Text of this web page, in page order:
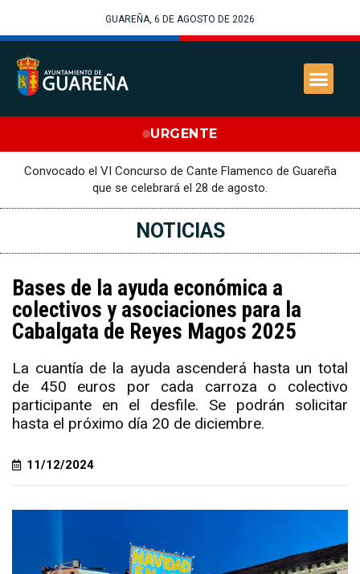
GUAREÑA, 6 DE AGOSTO DE 2026
URGENTE
Convocado el VI Concurso de Cante Flamenco de Guareña
que se celebrará el 28 de agosto.
NOTICIAS
Bases de la ayuda económica a
colectivos y asociaciones para la
Cabalgata de Reyes Magos 2025
La cuantía de la ayuda ascenderá hasta un total
de 450 euros por cada carroza o colectivo
participante en el desfile. Se podrán solicitar
hasta el próximo día 20 de diciembre.
11/12/2024